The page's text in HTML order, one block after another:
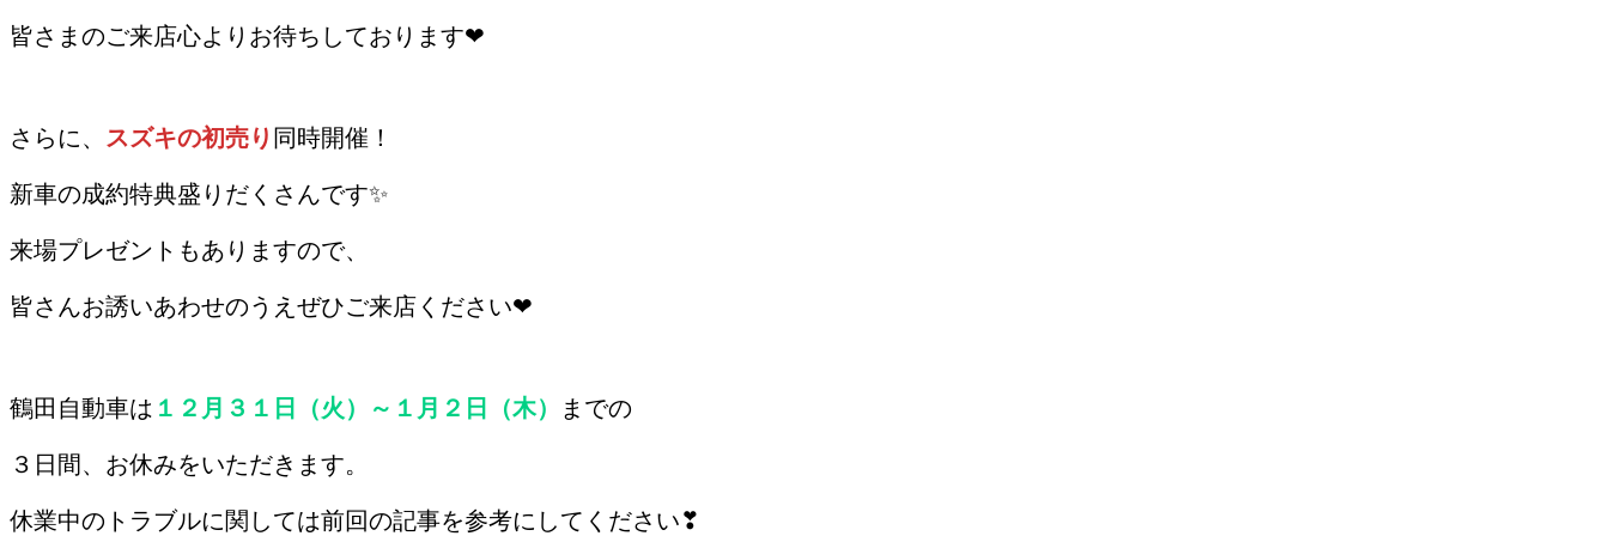
皆さまのご来店心よりお待ちしております❤
さらに、 スズキの初売り 同時開催！
新車の成約特典盛りだくさんです✨
来場プレゼントもありますので、
皆さんお誘いあわせのうえぜひご来店ください❤
鶴田自動車は １２月３１日（火）～１月２日（木） までの
３日間、お休みをいただきます。
休業中のトラブルに関しては前回の記事を参考にしてください❣